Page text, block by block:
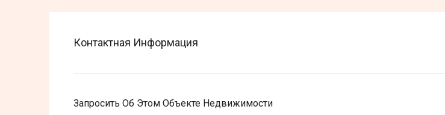
Контактная Информация
Запросить Об Этом Объекте Недвижимости